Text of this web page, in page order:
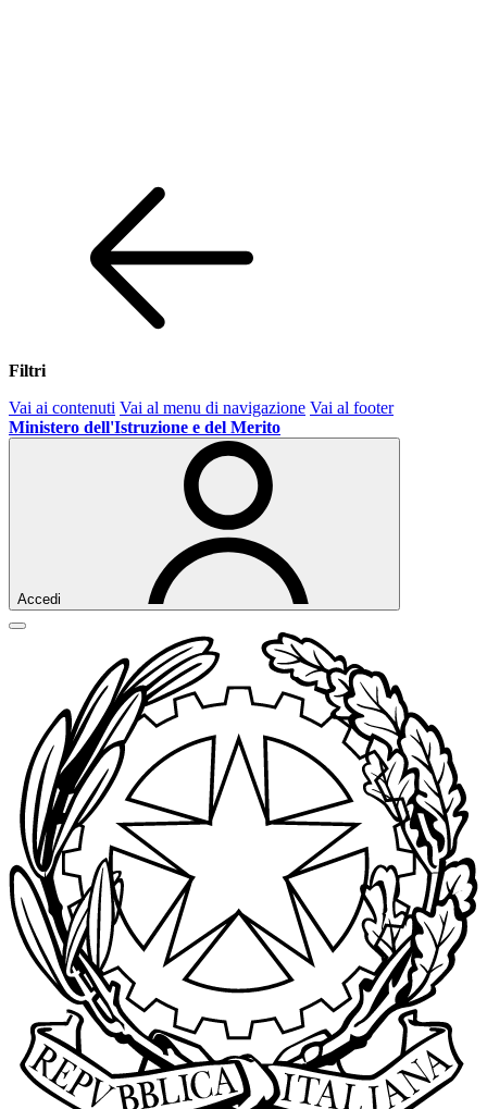
Filtri
Vai ai contenuti Vai al menu di navigazione Vai al footer
Ministero dell'Istruzione e del Merito
Accedi